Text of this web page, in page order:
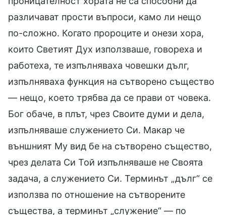
различават прости въпроси, камо ли нещо
по-сложно. Когато пророците и онези хора,
които Светият Дух използваше, говореха и
работеха, те изпълняваха човешки дълг,
изпълняваха функция на сътворено същество
— нещо, което трябва да се прави от човека.
Бог обаче, в плът, чрез Своите думи и дела,
изпълняваше служението Си. Макар че
външният Му вид бе на сътворено същество,
чрез делата Си Той изпълняваше не Своята
задача, а служението Си. Терминът „дълг“ се
използва по отношение на сътворените
същества, а терминът „служение“ — по